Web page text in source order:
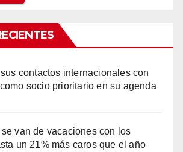
contactos internacionales con
socio prioritario en su agenda
van de vacaciones con los
un 21% más caros que el año